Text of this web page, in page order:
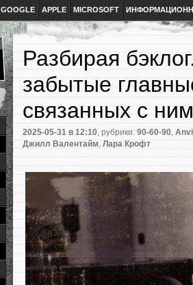
GOOGLE APPLE MICROSOFT
Разбирая
забытые
связанных с
2025-05-31 в 12:10, рубрики: 90-60-90,
Джилл Валентайм, Лара Крофт